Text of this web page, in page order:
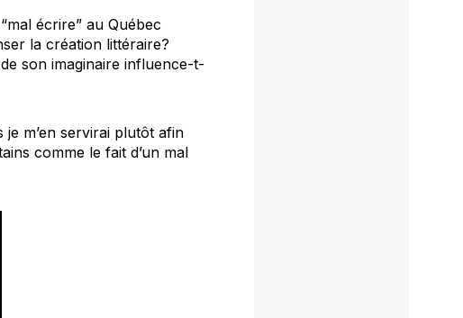
écrire” au Québec
la création littéraire?
son imaginaire influence-t-
m’en servirai plutôt afin
comme le fait d’un mal